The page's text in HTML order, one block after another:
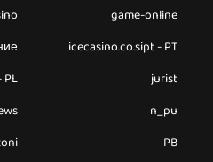
game-online
icecasino.co.sipt - PT
jurist
n_pu
PB